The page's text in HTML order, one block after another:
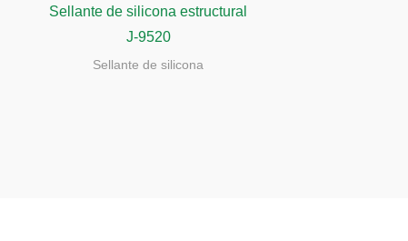
Sellante de silicona estructural
J-9520
Sellante de silicona